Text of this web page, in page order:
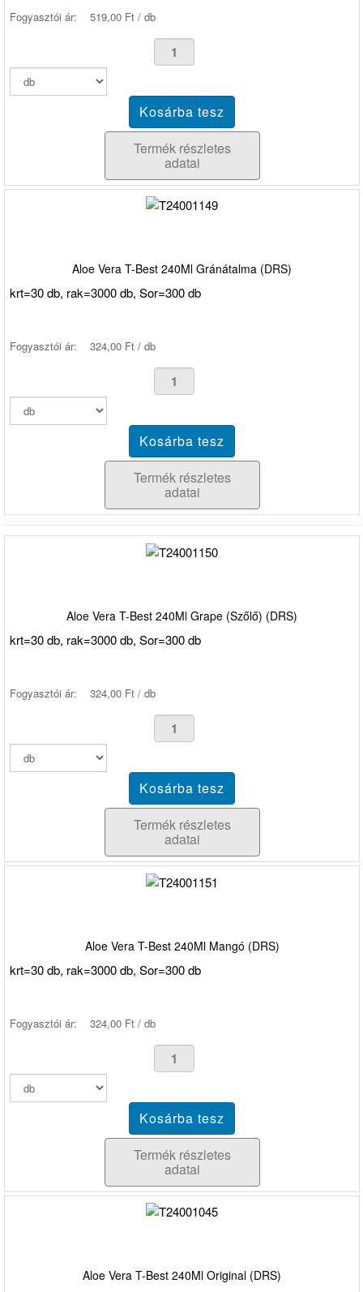
Fogyasztói ár: 519,00 Ft / db
Termék részletes
adatai
Aloe Vera T-Best 240Ml Gránátalma (DRS)
krt=30 db, rak=3000 db, Sor=300 db
Fogyasztói ár: 324,00 Ft / db
Termék részletes
adatai
Aloe Vera T-Best 240Ml Grape (Szőlő) (DRS)
krt=30 db, rak=3000 db, Sor=300 db
Fogyasztói ár: 324,00 Ft / db
Termék részletes
adatai
Aloe Vera T-Best 240Ml Mangó (DRS)
krt=30 db, rak=3000 db, Sor=300 db
Fogyasztói ár: 324,00 Ft / db
Termék részletes
adatai
Aloe Vera T-Best 240Ml Original (DRS)